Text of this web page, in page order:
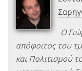
Ο
απόφοιτος του
και Πολιτισμού